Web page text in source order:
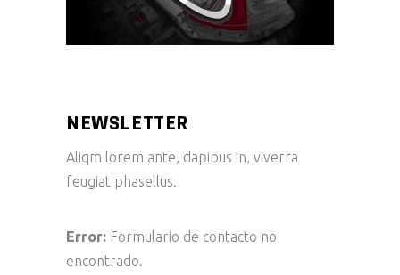
NEWSLETTER
Aliqm lorem ante, dapibus in, viverra
feugiat phasellus.
Error: Formulario de contacto no
encontrado.